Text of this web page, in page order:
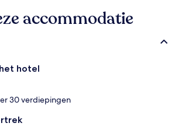
accommodatie
hotel
30 verdiepingen